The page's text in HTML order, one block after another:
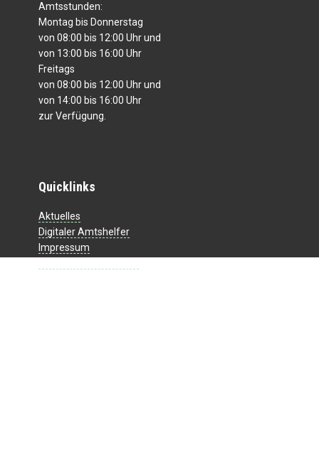
Amtsstunden:
Montag bis Donnerstag
von 08:00 bis 12:00 Uhr und
von 13:00 bis 16:00 Uhr
Freitags
von 08:00 bis 12:00 Uhr und
von 14:00 bis 16:00 Uhr
zur Verfügung.
Quicklinks
Aktuelles
Digitaler Amtshelfer
Impressum